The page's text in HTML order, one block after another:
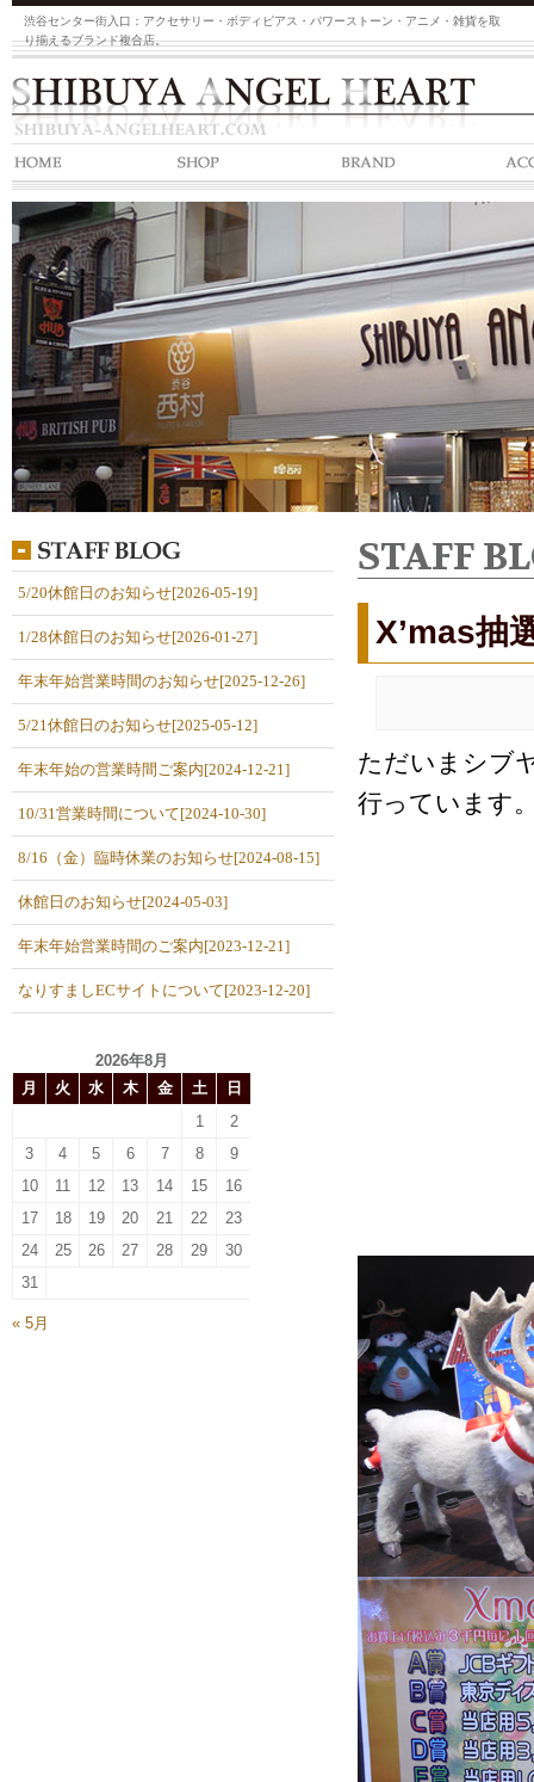
渋谷センター街入口：アクセサリー・ボディピアス・パワーストーン・アニメ・雑貨を取
り揃えるブランド複合店。
STAFF
X’mas抽
ただいまシブ
行っています
5/20休館日のお知らせ[2026-05-19]
1/28休館日のお知らせ[2026-01-27]
年末年始営業時間のお知らせ[2025-12-26]
5/21休館日のお知らせ[2025-05-12]
年末年始の営業時間ご案内[2024-12-21]
10/31営業時間について[2024-10-30]
8/16（金）臨時休業のお知らせ[2024-08-15]
休館日のお知らせ[2024-05-03]
年末年始営業時間のご案内[2023-12-21]
なりすましECサイトについて[2023-12-20]
2026年8月
月
火 水 木 金 土
日
1
2
3
4 5 6 7 8
9
10
11 12 13 14 15
16
17
18 19 20 21 22
23
24
25 26 27 28 29
30
31
« 5月